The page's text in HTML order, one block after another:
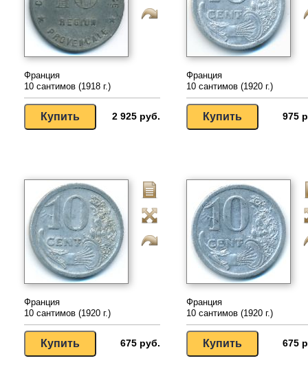
Франция
10 сантимов (1918 г.)
2 925 руб.
Франция
10 сантимов (1920 г.)
975
Франция
10 сантимов (1920 г.)
675 руб.
Франция
10 сантимов (1920 г.)
675